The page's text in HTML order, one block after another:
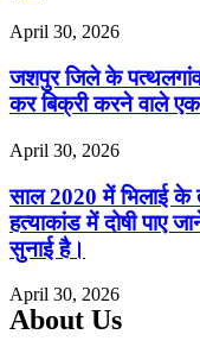
April 30, 2026
जशपुर जिले के
कर बिक्री करने वाले एक
April 30, 2026
साल 2020 में भिलाई के
हत्याकांड में दोषी पाए
सुनाई है।
April 30, 2026
About Us